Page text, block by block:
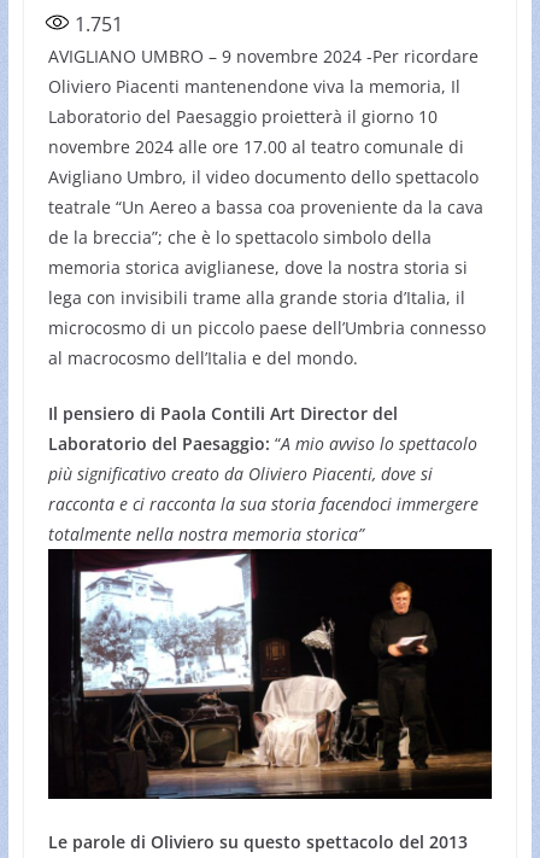
1.751
AVIGLIANO UMBRO – 9 novembre 2024 -Per ricordare
Oliviero Piacenti mantenendone viva la memoria, Il
Laboratorio del Paesaggio proietterà il giorno 10
novembre 2024 alle ore 17.00 al teatro comunale di
Avigliano Umbro, il video documento dello spettacolo
teatrale “Un Aereo a bassa coa proveniente da la cava
de la breccia”; che è lo spettacolo simbolo della
memoria storica aviglianese, dove la nostra storia si
lega con invisibili trame alla grande storia d’Italia, il
microcosmo di un piccolo paese dell’Umbria connesso
al macrocosmo dell’Italia e del mondo.
Il pensiero di Paola Contili Art Director del
Laboratorio del Paesaggio: “A mio avviso lo spettacolo
più significativo creato da Oliviero Piacenti, dove si
racconta e ci racconta la sua storia facendoci immergere
totalmente nella nostra memoria storica”
Le parole di Oliviero su questo spettacolo del 2013